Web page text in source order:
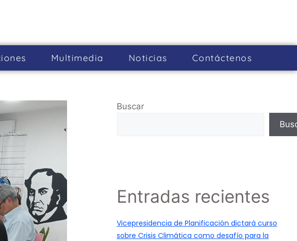
Multimedia Noticias Cont­áctenos
Buscar
Entradas recientes
Vicepresidencia de Planificación dictará curso
sobre Crisis Climática como desafío para la